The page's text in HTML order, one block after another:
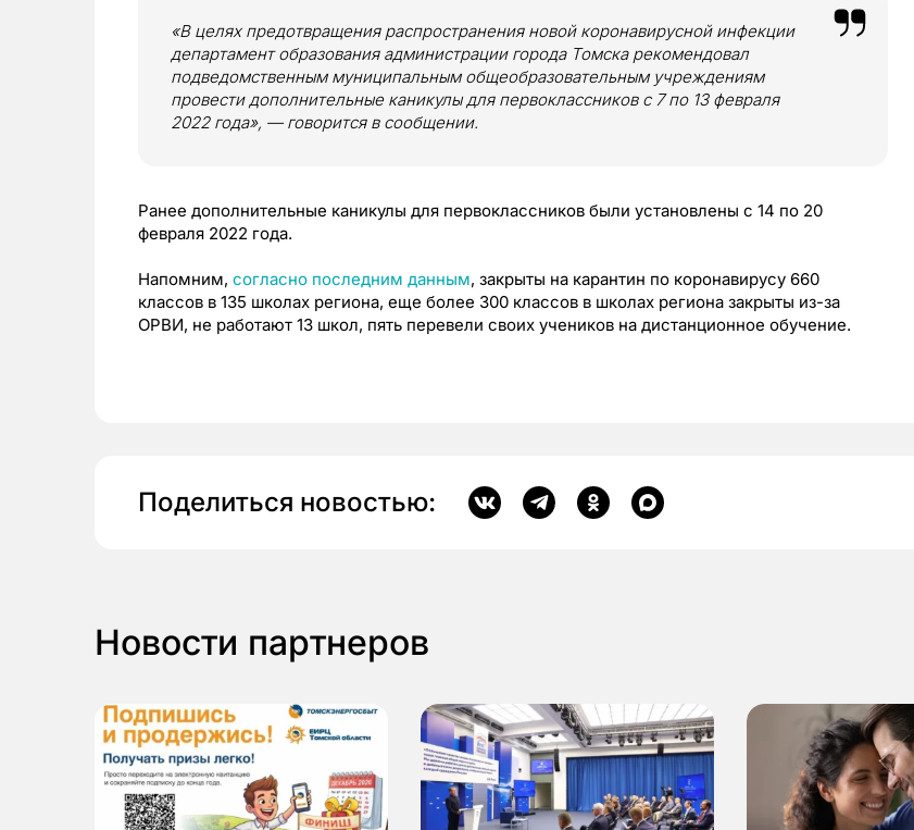
«В целях предотвращения распространения новой коронавирусной инфекции
департамент образования администрации города Томска рекомендовал
подведомственным муниципальным общеобразовательным учреждениям
провести дополнительные каникулы для первоклассников с 7 по 13 февраля
2022 года», — говорится в сообщении.
Ранее дополнительные каникулы для первоклассников были установлены с 14 по 20
февраля 2022 года.
Напомним, согласно последним данным, закрыты на карантин по коронавирусу 660
классов в 135 школах региона, еще более 300 классов в школах региона закрыты из-за
ОРВИ, не работают 13 школ, пять перевели своих учеников на дистанционное обучение.
Поделиться новостью:
Новости партнеров